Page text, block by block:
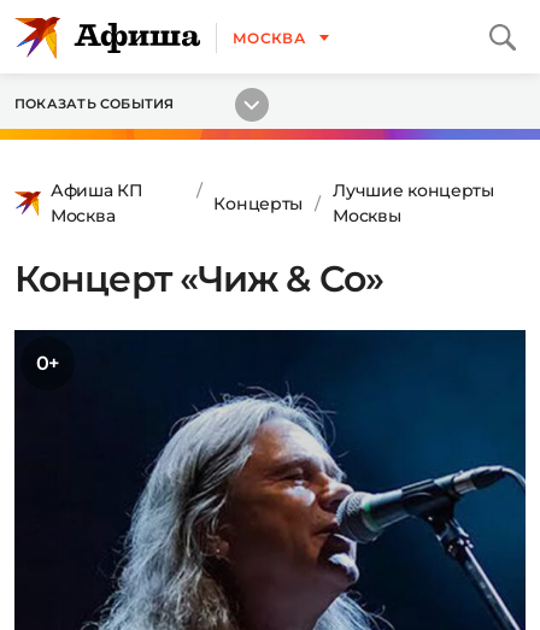
МОСКВА
ПОКАЗАТЬ СОБЫТИЯ
Афиша КП
Москва
Концерты
Лучшие концерты
Москвы
Концерт «Чиж & Co»
0+